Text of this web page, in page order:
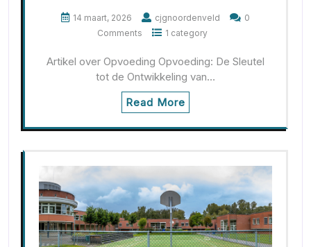
14 maart, 2026 cjgnoordenveld
0
Comments
1 category
Artikel over Opvoeding Opvoeding: De Sleutel
tot de Ontwikkeling van…
Read More